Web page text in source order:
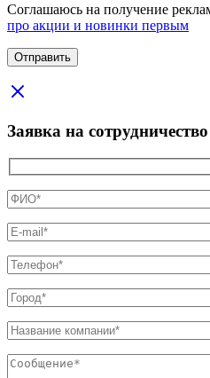
Соглашаюсь на получение
про акции и новинки первым
Заявка на сотрудничество